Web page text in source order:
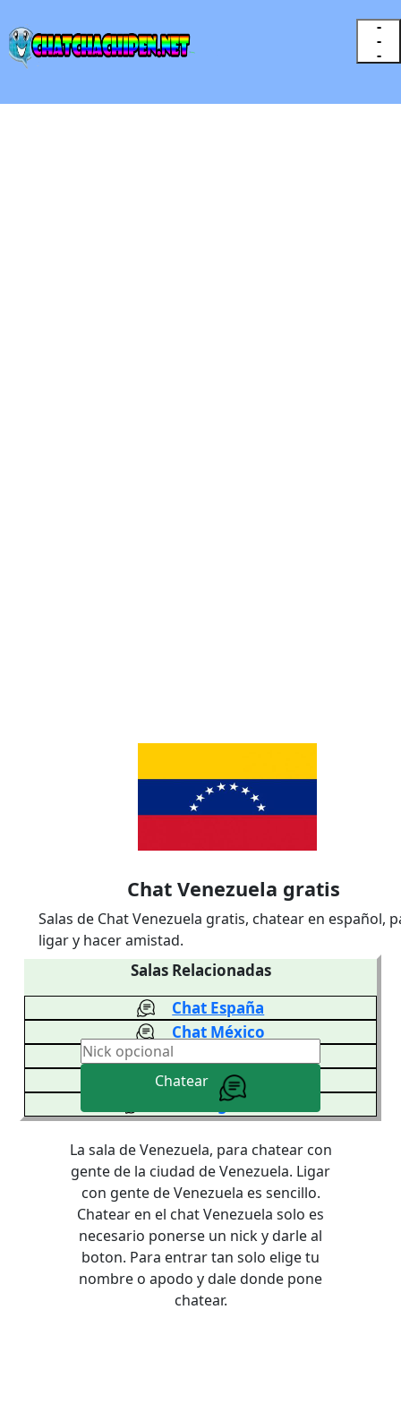
-
-
-
Salas Relacionadas
Chat España
Chat México
Chat Venezuela
Chat Colombia
Chat Argentina
Chat Venezuela gratis
Salas de Chat Venezuela gratis, chatear en español,
ligar y hacer amistad.
Chatear
La sala de Venezuela, para chatear con
gente de la ciudad de Venezuela. Ligar
con gente de Venezuela es sencillo.
Chatear en el chat Venezuela solo es
necesario ponerse un nick y darle al
boton. Para entrar tan solo elige tu
nombre o apodo y dale donde pone
chatear.